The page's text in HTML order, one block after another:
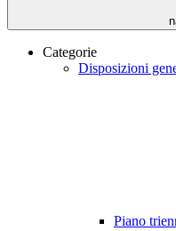
Categorie
Disposizioni
Piano